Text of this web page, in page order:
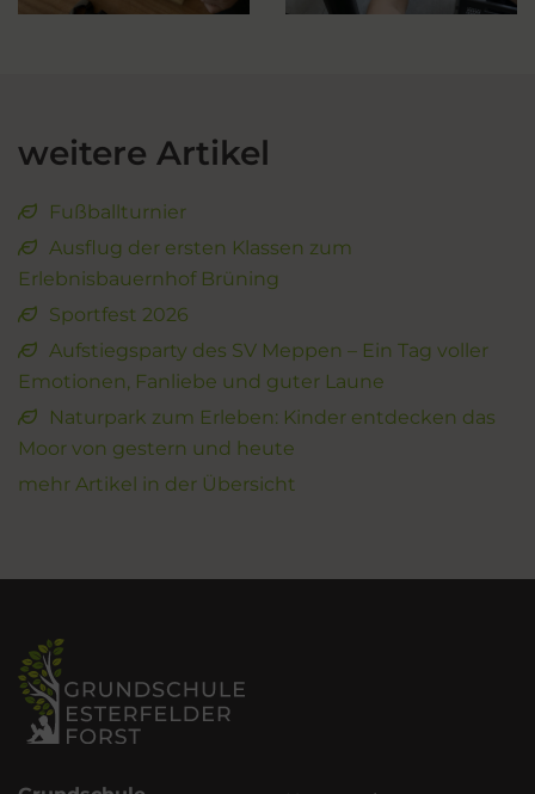
weitere Artikel
Fußballturnier
Ausflug der ersten Klassen zum
Erlebnisbauernhof Brüning
Sportfest 2026
Aufstiegsparty des SV Meppen – Ein Tag voller
Emotionen, Fanliebe und guter Laune
Naturpark zum Erleben: Kinder entdecken das
Moor von gestern und heute
mehr Artikel in der Übersicht